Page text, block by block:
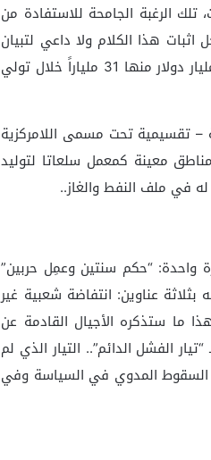
تلك الرغبة الجامحة للاستفادة من
هذا الكلام ولا داعي لتبيان
الأدلة والبراهين، فملف صفقات الكهرباء، الذي كبد خزينة الدولة أكثر من 41 مليار دولار منها 31 ملياراً خلال تولي
– تقسيمية تحت مسمى اللامركزية
معينة كمعمل سلعاتا لتوليد
في ملف النفط والغاز..
للجنرال ميشال عون (1988-1989) في عبارة واحدة: “حكم سنتين وعمِل حربين”
عناوين: انتفاضة شعبية غير
ما ستذكره الأجيال القادمة عن
الفشل الدائم”.. التيار الذي لم
السقوط المدوي في السياسة وفي